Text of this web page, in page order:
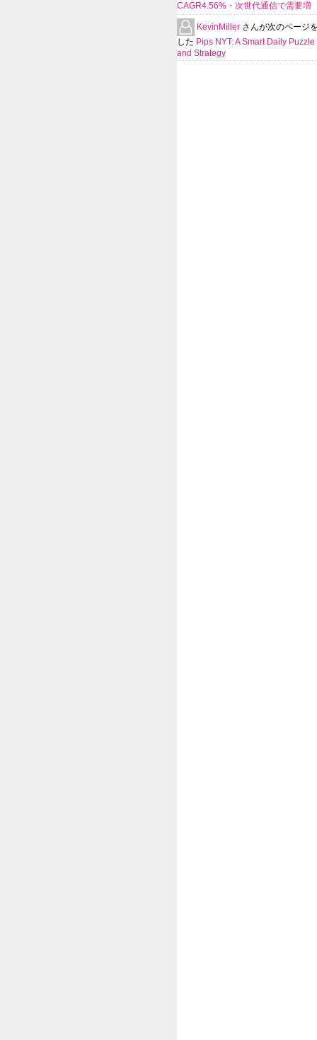
CAGR4.56%・次世代通信で需要増
KevinMiller さんが次のページ
した Pips NYT: A Smart Daily
and Strategy